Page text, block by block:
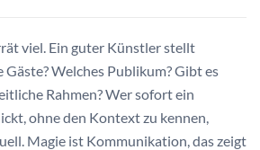
viel. Ein guter Künstler stellt
Gäste? Welches Publikum? Gibt es
Rahmen? Wer sofort ein
ohne den Kontext zu kennen,
Magie ist Kommunikation, das zeigt